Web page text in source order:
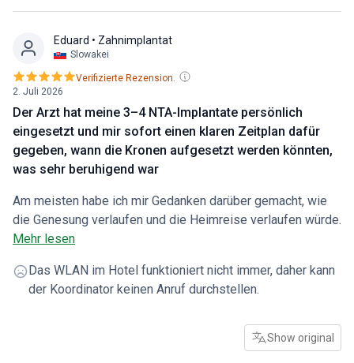
Sie sich im Hotel lieber etwas mehr Servietten mit.
Eduard • Zahnimplantat
Slowakei
2. Juli 2026
Verifizierte Rezension.
Der Arzt hat meine 3–4 NTA-Implantate persönlich
eingesetzt und mir sofort einen klaren Zeitplan dafür
gegeben, wann die Kronen aufgesetzt werden könnten,
was sehr beruhigend war
Am meisten habe ich mir Gedanken darüber gemacht, wie
die Genesung verlaufen und die Heimreise verlaufen würde.
Und das nicht ohne Grund. Meine Eindrücke sind bisher
sprechen, aber der Ablauf selbst verlief gut. Der Arzt hat
die Einsetzung meiner 3–4 NTA-Implantate persönlich
genannt, wann die Krone eingesetzt werden kann, was mich
sehr beruhigt hat. Die Anweisungen für die Zeit nach der
Mehr lesen
Das WLAN im Hotel funktioniert nicht immer, daher kann
der Koordinator keinen Anruf durchstellen.
Show original